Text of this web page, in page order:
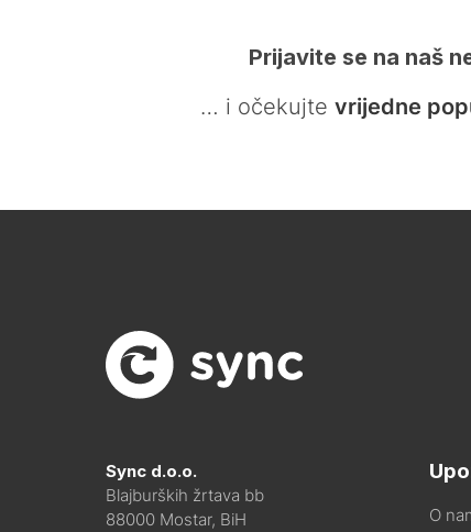
Prijavite se na naš
… i očekujte vrijedne
Sync d.o.o.
Blajburških žrtava bb
88000 Mostar, BiH
O